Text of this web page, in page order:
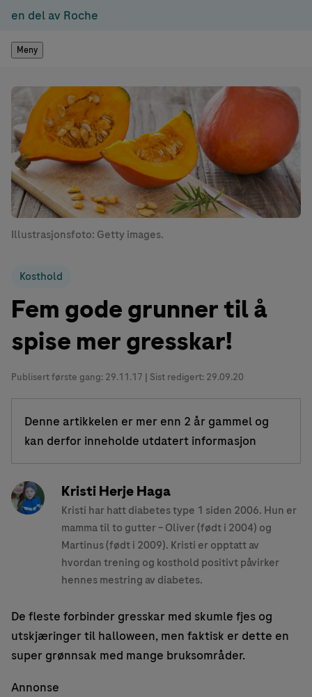
en del av Roche
Meny
Illustrasjonsfoto: Getty images.
Kosthold
Fem gode grunner til å
spise mer gresskar!
Publisert første gang: 29.11.17 | Sist redigert: 29.09.20
Denne artikkelen er mer enn 2 år gammel og
kan derfor inneholde utdatert informasjon
Kristi Herje Haga
Kristi har hatt diabetes type 1 siden 2006. Hun er
mamma til to gutter – Oliver (født i 2004) og
Martinus (født i 2009). Kristi er opptatt av
hvordan trening og kosthold positivt påvirker
hennes mestring av diabetes.
De fleste forbinder gresskar med skumle fjes og
utskjæringer til halloween, men faktisk er dette en
super grønnsak med mange bruksområder.
Annonse